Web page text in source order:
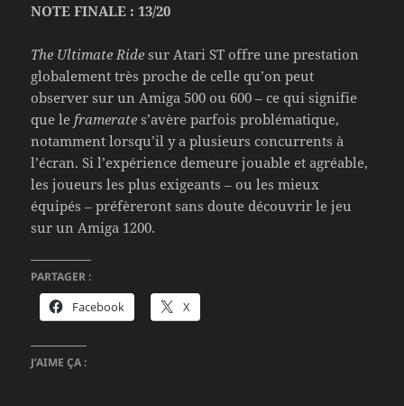
NOTE FINALE : 13/20
The Ultimate Ride sur Atari ST offre une prestation
globalement très proche de celle qu’on peut
observer sur un Amiga 500 ou 600 – ce qui signifie
que le framerate s’avère parfois problématique,
notamment lorsqu’il y a plusieurs concurrents à
l’écran. Si l’expérience demeure jouable et agréable,
les joueurs les plus exigeants – ou les mieux
équipés – préfèreront sans doute découvrir le jeu
sur un Amiga 1200.
PARTAGER :
Facebook X
J’AIME ÇA :